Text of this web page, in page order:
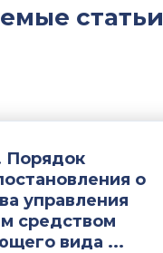
статьи
Порядок
о
управления
средством
вида ...